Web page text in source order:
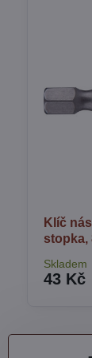
Klíč
stopka,
Skladem
43 Kč